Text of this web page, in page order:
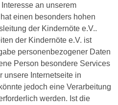
an unserem
einen besonders hohen
der Kindernöte e.V..
der Kindernöte e.V. ist
personenbezogener Daten
Person besondere Services
unsere Internetseite in
jedoch eine Verarbeitung
werden. Ist die